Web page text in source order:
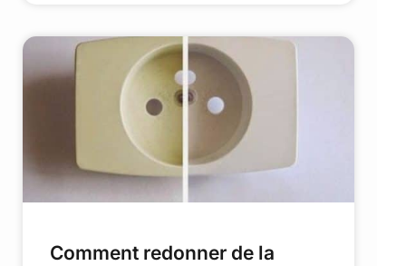
Comment redonner de la